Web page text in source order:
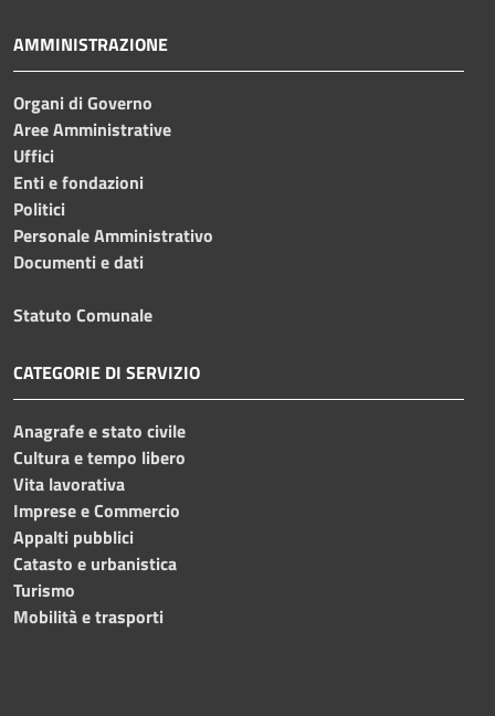
AMMINISTRAZIONE
Organi di Governo
Aree Amministrative
Uffici
Enti e fondazioni
Politici
Personale Amministrativo
Documenti e dati
Statuto Comunale
CATEGORIE DI SERVIZIO
Anagrafe e stato civile
Cultura e tempo libero
Vita lavorativa
Imprese e Commercio
Appalti pubblici
Catasto e urbanistica
Turismo
Mobilità e trasporti